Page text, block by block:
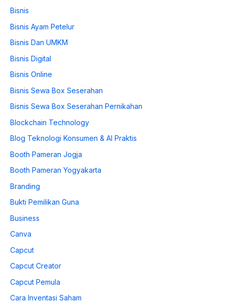
Bisnis
Bisnis Ayam Petelur
Bisnis Dan UMKM
Bisnis Digital
Bisnis Online
Bisnis Sewa Box Seserahan
Bisnis Sewa Box Seserahan Pernikahan
Blockchain Technology
Blog Teknologi Konsumen & AI Praktis
Booth Pameran Jogja
Booth Pameran Yogyakarta
Branding
Bukti Pemilikan Guna
Business
Canva
Capcut
Capcut Creator
Capcut Pemula
Cara Inventasi Saham